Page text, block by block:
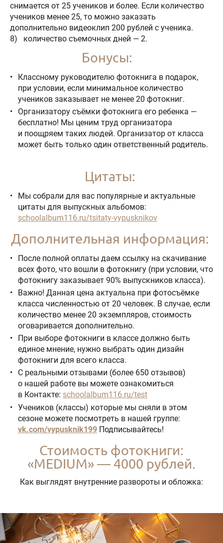
снимается от 25 учеников и более. Если количество
учеников менее 25, то можно заказать
дополнительно видеоклип 200 рублей с ученика.
8) количество съемочных дней — 2.
Бонусы:
Классному руководителю фотокнига в подарок,
при условии, если минимальное количество
учеников заказывает не менее 20 фотокниг.
Организатору съёмки фотокнига его ребенка —
бесплатно! Мы ценим труд организатора
и поощряем таких людей. Организатор от класса
может быть только один ответственный родитель.
Цитаты:
Мы собрали для вас популярные и актуальные
цитаты для выпускных альбомов:
schoolalbum116.ru/tsitaty-vypusknikov
Дополнительная информация:
После полной оплаты даем ссылку на скачивание
всех фото, что вошли в фотокнигу (при условии, что
фотокнигу заказывает 90% выпускников класса).
Важно! Данная цена актуальна при фотосъёмке
класса численностью от 20 человек. В случае, если
количество менее 20 экземпляров, стоимость
оговаривается дополнительно.
При выборе фотокниги в классе должно быть
единое мнение, нужно выбрать один дизайн
фотокниги для всего класса.
С реальными отзывами (более 650 отзывов)
о нашей работе вы можете ознакомиться
в Контакте: schoolalbum116.ru/test
Учеников (классы) которые мы сняли в этом
сезоне можете посмотреть в нашей группе:
vk.com/vypusknik199 Подписывайтесь!
Стоимость фотокниги:
«MEDIUM» — 4000 рублей.
Как выглядят внутренние развороты и обложка: